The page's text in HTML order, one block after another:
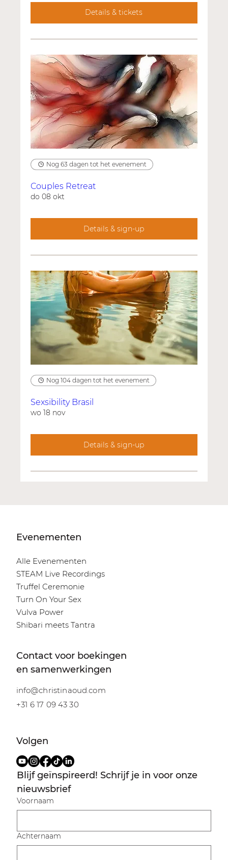
Details & tickets
Nog 63 dagen tot het evenement
Couples Retreat
do 08 okt
Details & sign-up
Nog 104 dagen tot het evenement
Sexsibility Brasil
wo 18 nov
Details & sign-up
Contact voor boekingen
en samenwerkingen
info@christinaoud.com
+31 6 17 09 43 30
Volgen
Evenementen
Alle Evenementen
STEAM Live Recordings
Truffel Ceremonie
Turn On Your Sex
Vulva Power
Shibari meets Tantra
Blijf geïnspireerd! Schrijf je in voor onze
nieuwsbrief
Voornaam
Achternaam